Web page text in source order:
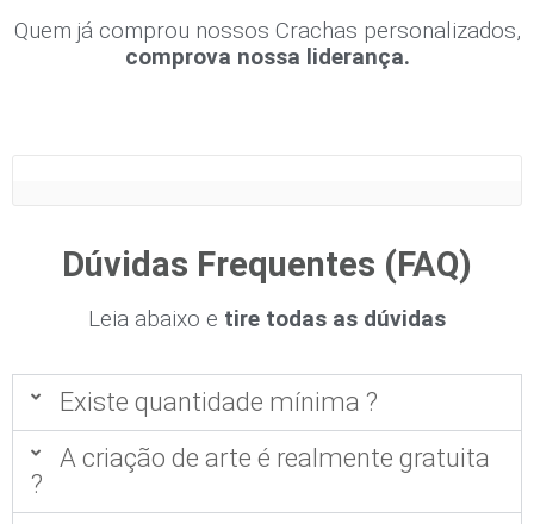
Quem já comprou nossos Crachas personalizados,
comprova nossa liderança.
Dúvidas Frequentes (FAQ)
Leia abaixo e tire todas as dúvidas
Existe quantidade mínima ?
A criação de arte é realmente gratuita
?